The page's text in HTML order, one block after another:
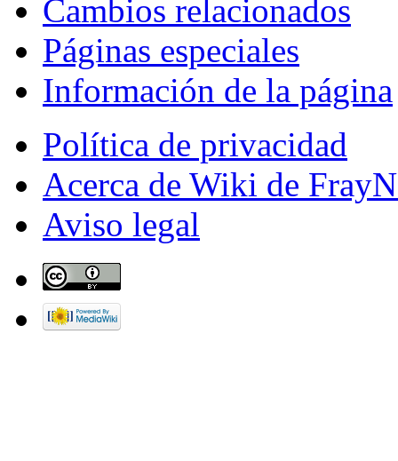
Cambios relacionados
Páginas especiales
Información de la página
Política de privacidad
Acerca de Wiki de
Aviso legal